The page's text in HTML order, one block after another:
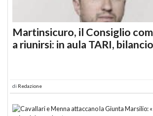
Martinsicuro, il Consiglio
a riunirsi: in aula TARI,
di Redazione